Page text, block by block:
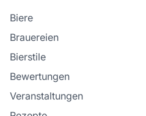
Biere
Brauereien
Bierstile
Bewertungen
Veranstaltungen